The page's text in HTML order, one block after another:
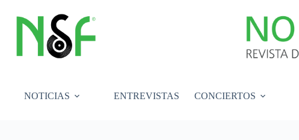
contenido
NOTICIAS ENTREVISTAS CONCIERTOS